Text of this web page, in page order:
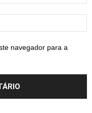
navegador para a